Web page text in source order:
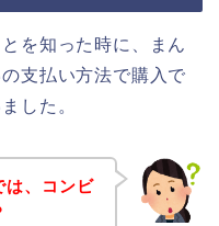
を知った時に、まん
支払い方法で購入で
した。
は、コンビ